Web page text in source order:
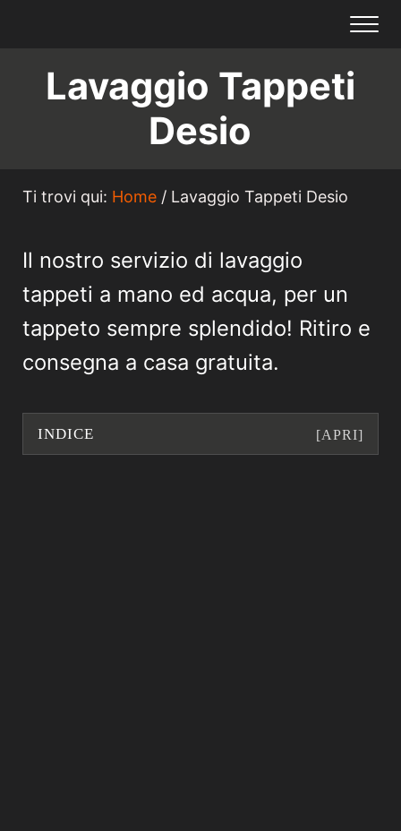
Lavaggio Tappeti
Desio
Ti trovi qui: Home /Lavaggio Tappeti Desio
Il nostro servizio di lavaggio
tappeti a mano ed acqua, per un
tappeto sempre splendido! Ritiro e
consegna a casa gratuita.
INDICE [APRI]